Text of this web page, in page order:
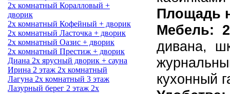
2х комнатный Коралловый +
дворик
2х комнатный Кофейный + дворик
2х комнатный Ласточка + дворик
2х комнатный Оазис + дворик
2х комнатный Престиж + дворик
Диана 2х ярусный дворик + сауна
Ирина 2 этаж 2х комнатный
Лагуна 2х комнатный 3 этаж
Лазурный берег 2 этаж 2х
Площадь
Мебель:
дивана,
кухонный